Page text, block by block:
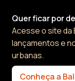
Quer ficar por
Acesse o site da
lançamentos e
urbanas.
Conheça a